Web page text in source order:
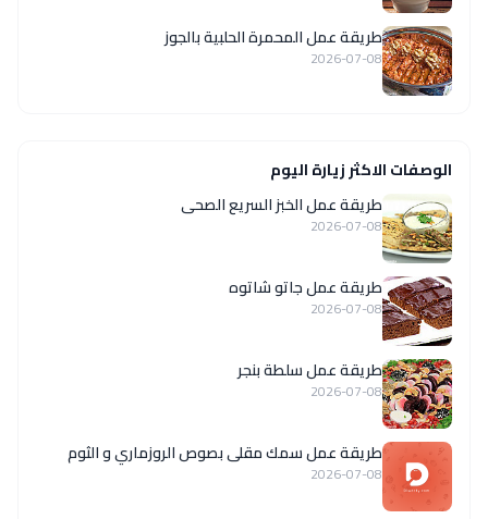
طريقة عمل المحمرة الحلبية بالجوز
2026-07-08
الوصفات الاكثر زيارة اليوم
طريقة عمل الخبز السريع الصحى
2026-07-08
طريقة عمل جاتو شاتوه
2026-07-08
طريقة عمل سلطة بنجر
2026-07-08
طريقة عمل سمك مقلى بصوص الروزماري و الثوم
2026-07-08